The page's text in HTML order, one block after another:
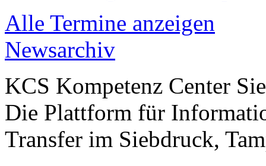
Alle Termine anzeigen
Newsarchiv
KCS Kompetenz Center
Die Plattform für
Transfer im Siebdruck,